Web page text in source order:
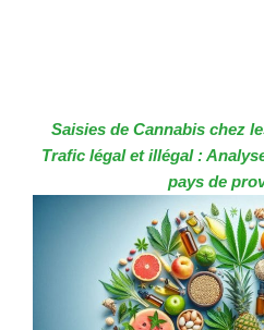
Saisies de Cannabis chez
Trafic légal et illégal :
pays de